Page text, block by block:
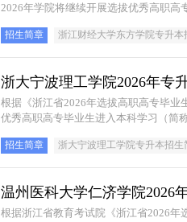
2026年学院将继续开展选拔优秀高职高
招生简章 浙江财经大学东方学院专升本
浙大宁波理工学院2026年专
根据《浙江省2026年选拔高职高专毕业
优秀高职高专毕业生进入本科学习（简
招生简章 浙大宁波理工学院专升本招生
温州医科大学仁济学院2026
根据浙江省教育考试院《浙江省2026年